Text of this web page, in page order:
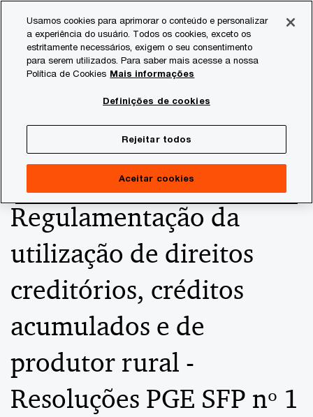
content
footer
Consultoria Tributária
ICMS SP - Transação nas
hipóteses da cobrança da
dívida ativa -
Regulamentação da
utilização de direitos
creditórios, créditos
acumulados e de
produtor rural -
Resoluções PGE SFP nº 1
Usamos cookies para aprimorar o conteúdo e personalizar
a experiência do usuário. Todos os cookies, exceto os
estritamente necessários, exigem o seu consentimento
para serem utilizados. Para saber mais acesse a nossa
Política de Cookies Mais informações
Definições de cookies
Rejeitar todos
Aceitar cookies